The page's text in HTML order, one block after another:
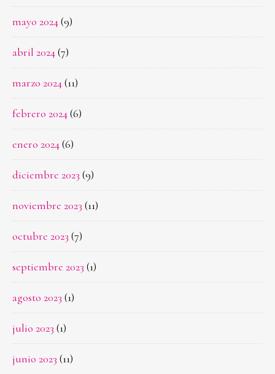
mayo 2024(9)
abril 2024(7)
marzo 2024(11)
febrero 2024(6)
enero 2024(6)
diciembre 2023 (9)
noviembre 2023 (11)
octubre 2023 (7)
septiembre 2023 (1)
agosto 2023 (1)
julio 2023 (1)
junio 2023 (11)